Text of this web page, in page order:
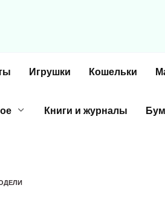
Игрушки Кошельки
Книги и журналы